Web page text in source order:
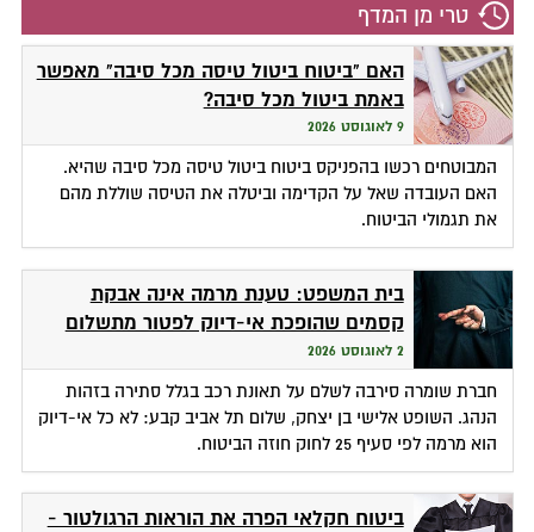
טרי מן המדף
האם "ביטוח ביטול טיסה מכל סיבה" מאפשר
באמת ביטול מכל סיבה?
9 לאוגוסט 2026
המבוטחים רכשו בהפניקס ביטוח ביטול טיסה מכל סיבה שהיא.
האם העובדה שאל על הקדימה וביטלה את הטיסה שוללת מהם
את תגמולי הביטוח.
בית המשפט: טענת מרמה אינה אבקת
קסמים שהופכת אי-דיוק לפטור מתשלום
2 לאוגוסט 2026
חברת שומרה סירבה לשלם על תאונת רכב בגלל סתירה בזהות
הנהג. השופט אלישי בן יצחק, שלום תל אביב קבע: לא כל אי-דיוק
הוא מרמה לפי סעיף 25 לחוק חוזה הביטוח.
ביטוח חקלאי הפרה את הוראות הרגולטור -